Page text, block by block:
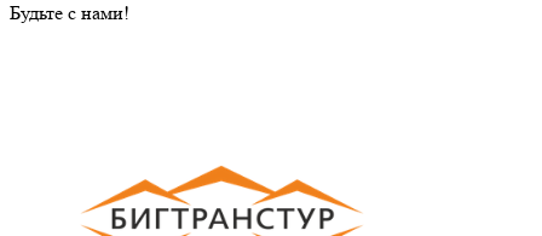
Будьте с нами!